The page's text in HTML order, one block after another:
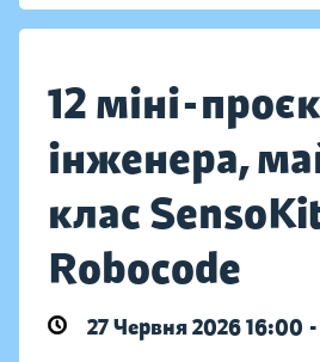
12 міні-
інженера,
клас
Robocode
27 Червня 2026 16:00